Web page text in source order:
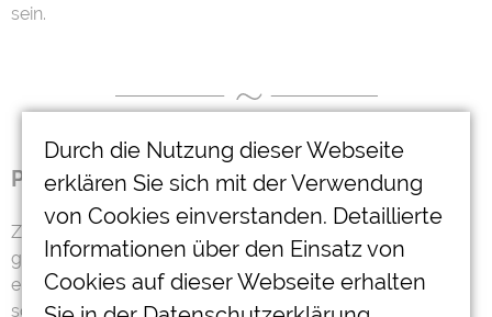
sein.
Psychogene Dysphonie
Zum Erscheinungsbild der
gehört es, dass bei dem Betroffenen unabhängig von
einer erhöhten Sprechbelastung eine spontan
schwankende Heiserkeit auftritt.
Durch die Nutzung dieser Webseite
erklären Sie sich mit der Verwendung
von Cookies einverstanden. Detaillierte
Informationen über den Einsatz von
Cookies auf dieser Webseite erhalten